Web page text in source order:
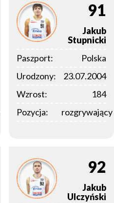
91
Jakub
Stupnicki
Paszport:
Polska
Urodzony:
23.07.2004
Wzrost:
184
Pozycja:
rozgrywający
92
Jakub
Ulczyński